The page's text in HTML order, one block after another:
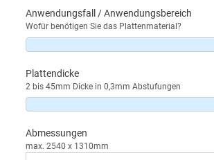
Anwendungsfall / Anwendungsbereich
Wofür benötigen Sie das Plattenmaterial?
Plattendicke
2 bis 45mm Dicke in 0,3mm Abstufungen
Abmessungen
max. 2540 x 1310mm